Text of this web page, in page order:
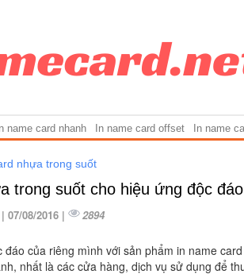
name card nhanh In name card offset In name
nhựa trong suốt
trong suốt cho hiệu ứng độc đáo
| 07/08/2016 | 2894
đáo của riêng mình với sản phẩm in name
nhất là các cửa hàng, dịch vụ sử dụng để